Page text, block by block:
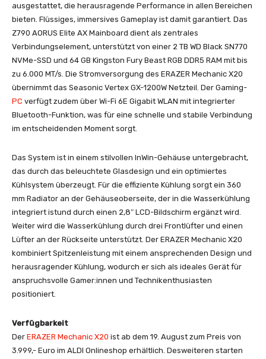
ausgestattet, die herausragende Performance in allen Bereichen
bieten. Flüssiges, immersives Gameplay ist damit garantiert. Das
Z790 AORUS Elite AX Mainboard dient als zentrales
Verbindungselement, unterstützt von einer 2 TB WD Black SN770
NVMe-SSD und 64 GB Kingston Fury Beast RGB DDR5 RAM mit bis
zu 6.000 MT/s. Die Stromversorgung des ERAZER Mechanic X20
übernimmt das Seasonic Vertex GX-1200W Netzteil. Der Gaming-
PC verfügt zudem über Wi-Fi 6E Gigabit WLAN mit integrierter
Bluetooth-Funktion, was für eine schnelle und stabile Verbindung
im entscheidenden Moment sorgt.
Das System ist in einem stilvollen InWin-Gehäuse untergebracht,
das durch das beleuchtete Glasdesign und ein optimiertes
Kühlsystem überzeugt. Für die effiziente Kühlung sorgt ein 360
mm Radiator an der Gehäuseoberseite, der in die Wasserkühlung
integriert istund durch einen 2,8″ LCD-Bildschirm ergänzt wird.
Weiter wird die Wasserkühlung durch drei Frontlüfter und einen
Lüfter an der Rückseite unterstützt. Der ERAZER Mechanic X20
kombiniert Spitzenleistung mit einem ansprechenden Design und
herausragender Kühlung, wodurch er sich als ideales Gerät für
anspruchsvolle Gamer:innen und Technikenthusiasten
positioniert.
Verfügbarkeit
Der ERAZER Mechanic X20 ist ab dem 19. August zum Preis von
3.999,- Euro im ALDI Onlineshop erhältlich. Desweiteren starten